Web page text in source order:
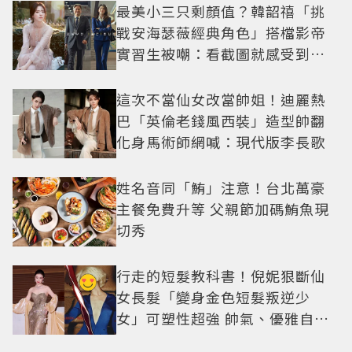
最美小三只剩顏值？韓韶禧「挑
戰安海瑟薇經典角色」搭檔影帝
實習生被嘲：看截圖就感受到演
這次不當仙女改當帥姐！迪麗熱
巴「英倫老錢風西裝」造型帥翻
化身馬術師網喊：現代版李長歌
姓名音同「鮪」注意！台北萬豪
主餐免費升等 父親節加碼鮪魚現
切秀
行走的短髮教科書！倪妮狠斷仙
女長髮「變身金色短髮叛逆少
女」可塑性超強 帥氣、優雅自由